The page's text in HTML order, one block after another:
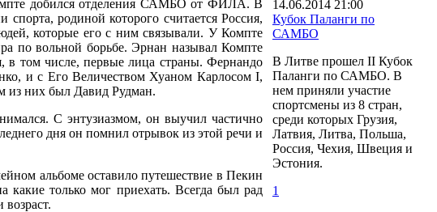
добился отделения САМБО от ФИЛА. В
родиной которого считается Россия,
которые его с ним связывали. У Компте
по вольной борьбе. Эрнан называл Компте
в том числе, первые лица страны. Фернандо
и с Его Величеством Хуаном Карлосом I,
из них был Давид Рудман.
С энтузиазмом, он выучил частично
дня он помнил отрывок из этой речи и
альбоме оставило путешествие в Пекин
только мог приехать. Всегда был рад
14.06.2014 21:00
Кубок Паланги по
САМБО
В Литве прошел II Кубок
Паланги по САМБО. В
нем приняли участие
спортсмены из 8 стран,
среди которых Грузия,
Латвия, Литва, Польша,
Россия, Чехия, Швеция и
Эстония.
1